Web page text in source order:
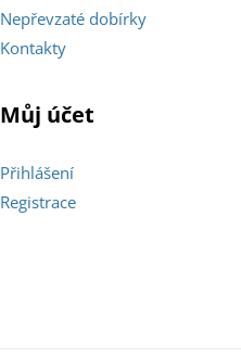
Nepřevzaté dobírky
Kontakty
Můj účet
Přihlášení
Registrace